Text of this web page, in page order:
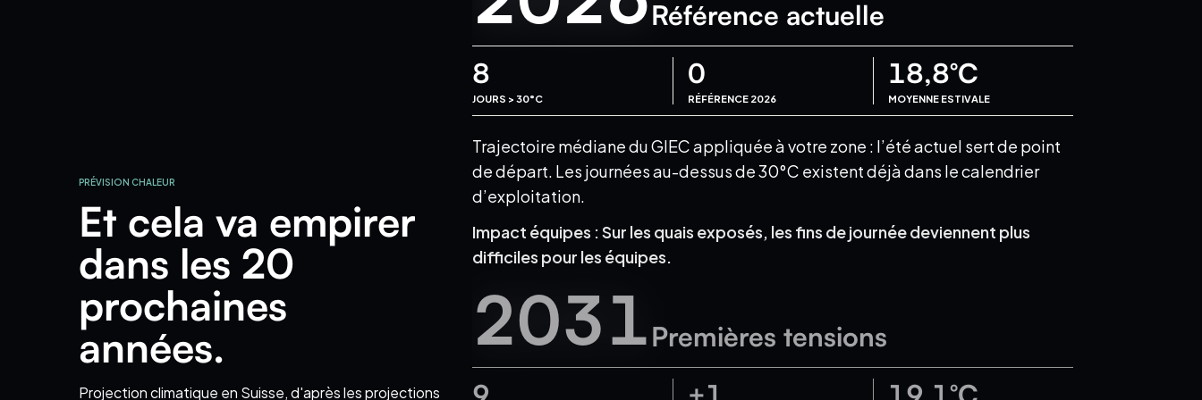
PRÉVISION CHALEUR
Et cela va empirer
dans les 20
prochaines
années.
Projection climatique en Suisse, d'après les projections
Référence actuelle
8
JOURS > 30°C
0
RÉFÉRENCE 2026
18,8°C
MOYENNE ESTIVALE
Trajectoire médiane du GIEC appliquée à votre zone : l’été actuel sert de point
de départ. Les journées au-dessus de 30°C existent déjà dans le calendrier
d’exploitation.
Impact équipes :Sur les quais exposés, les fins de journée deviennent plus
difficiles pour les équipes.
2031Premières tensions